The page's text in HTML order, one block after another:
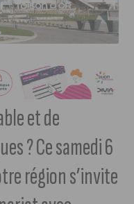
et de
? Ce samedi 6
région s’invite